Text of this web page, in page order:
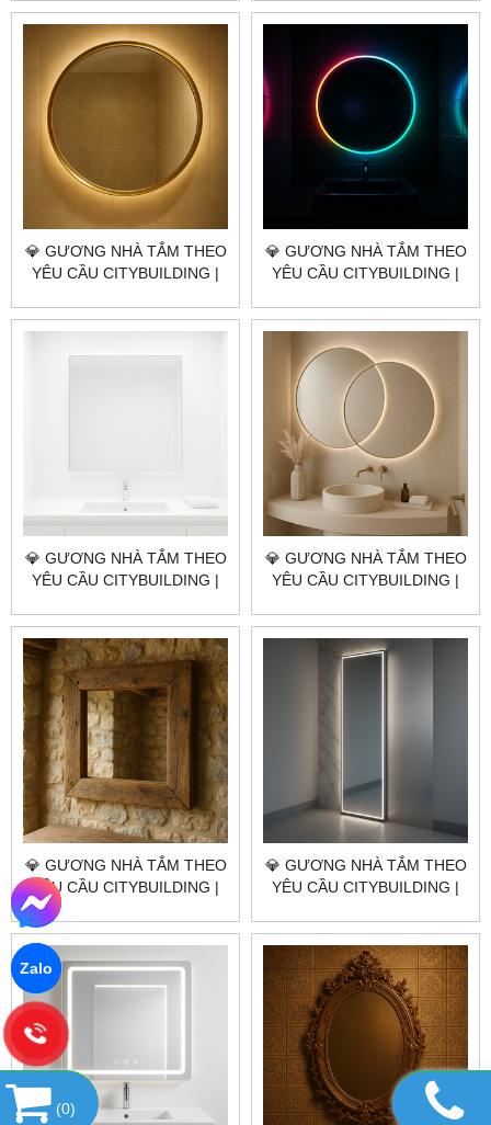
GIÁ GƯƠNG NHÀ TẮM XÃ
NGHĨA THÀNH TP.HCM
GIÁ GƯƠNG NHÀ TẮM XÃ
💎 GƯƠNG NHÀ TẮM THEO
YÊU CẦU CITYBUILDING |
GIÁ GƯƠNG NHÀ TẮM XÃ
💎 GƯƠNG NHÀ TẮM THEO
YÊU CẦU CITYBUILDING |
GIÁ GƯƠNG NHÀ TẮM XÃ
KIM LONG TP.HCM
💎 GƯƠNG NHÀ TẮM THEO
YÊU CẦU CITYBUILDING |
GIÁ GƯƠNG NHÀ TẮM XÃ
BÌNH GIÃ TP.HCM
💎 GƯƠNG NHÀ TẮM THEO
YÊU CẦU CITYBUILDING |
GIÁ GƯƠNG NHÀ TẮM XÃ
NGÃI GIAO TP.HCM
💎 GƯƠNG NHÀ TẮM THEO
YÊU CẦU CITYBUILDING |
NHÀ MÁY 4000M² – BÁO
GIÁ GƯƠNG NHÀ TẮM XÃ
CHÂU PHA TP.HCM
💎 GƯƠNG NHÀ TẮM THEO
YÊU CẦU CITYBUILDING |
GIÁ GƯƠNG NHÀ TẮM
PHƯỜNG TÂN HẢI TP.HCM
(0)
Zalo